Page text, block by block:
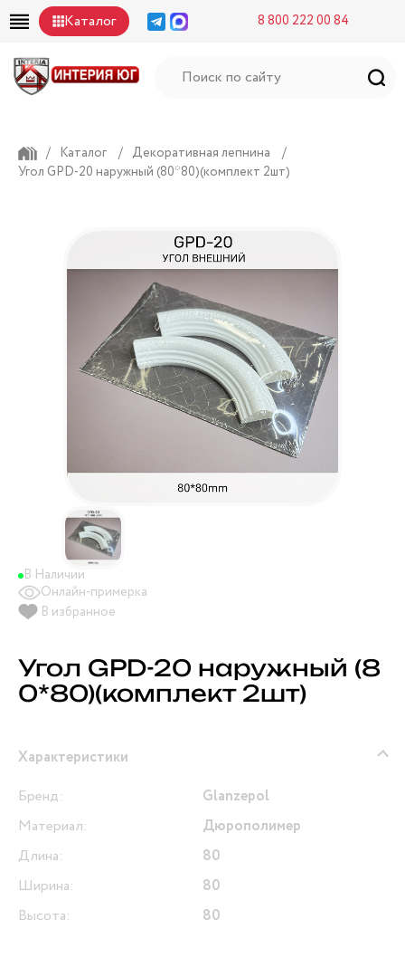
Каталог 8 800 222 00 84
/ Каталог / Декоративная лепнина
/
Угол GPD-20 наружный (80*80)(комплект 2шт)
В Наличии
Онлайн-примерка
В избранное
Угол GPD-20 наружный (8
0*80)(комплект 2шт)
Характеристики
Бренд:
Glanzepol
Материал:
Дюрополимер
Длина:
80
Ширина:
80
Высота:
80